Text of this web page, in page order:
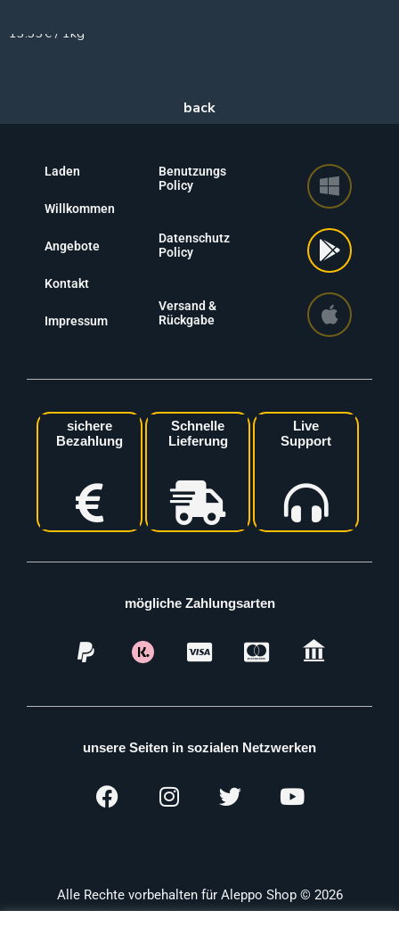
13.33€ / 1kg
Laden
Willkommen
Angebote
Kontakt
Impressum
Benutzungs
Policy
Datenschutz
Policy
Versand &
Rückgabe
sichere
Bezahlung
Schnelle
Lieferung
Live
Support
mögliche Zahlungsarten
unsere Seiten in sozialen Netzwerken
Alle Rechte vorbehalten für Aleppo Shop © 2026